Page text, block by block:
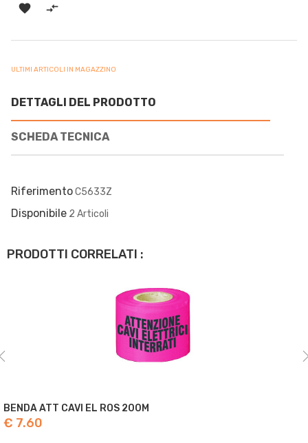
 
ULTIMI ARTICOLI IN MAGAZZINO
DETTAGLI DEL PRODOTTO
SCHEDA TECNICA
RiferimentoC5633Z
Disponibile 2 Articoli
PRODOTTI CORRELATI :
BENDA ATT CAVI EL ROS 200M
€ 7.60